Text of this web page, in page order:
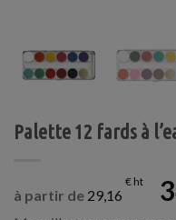
Palette 12 fards à
à partir de 29,16
€